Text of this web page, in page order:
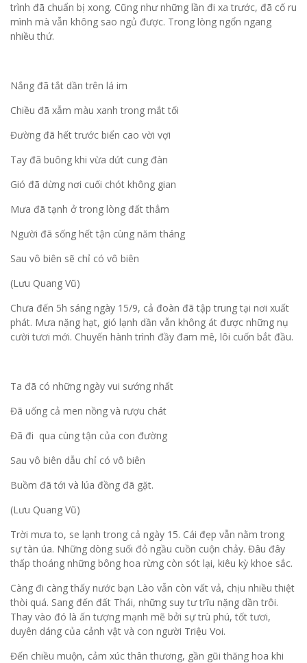
trình đã chuẩn bị xong. Cũng như những lần đi xa trước, đã cố ru
mình mà vẫn không sao ngủ được. Trong lòng ngổn ngang
nhiều thứ.
Nắng đã tắt dần trên lá im
Chiều đã xẫm màu xanh trong mắt tối
Đường đã hết trước biển cao vời vợi
Tay đã buông khi vừa dứt cung đàn
Gió đã dừng nơi cuối chót không gian
Mưa đã tạnh ở trong lòng đất thẳm
Người đã sống hết tận cùng năm tháng
Sau vô biên sẽ chỉ có vô biên
(Lưu Quang Vũ)
Chưa đến 5h sáng ngày 15/9, cả đoàn đã tập trung tại nơi xuất
phát. Mưa nặng hạt, gió lạnh dần vẫn không át được những nụ
cười tươi mới. Chuyến hành trình đầy đam mê, lôi cuốn bắt đầu.
Ta đã có những ngày vui sướng nhất
Đã uống cả men nồng và rượu chát
Đã đi qua cùng tận của con đường
Sau vô biên dẫu chỉ có vô biên
Buồm đã tới và lúa đồng đã gặt.
(Lưu Quang Vũ)
Trời mưa to, se lạnh trong cả ngày 15. Cái đẹp vẫn nằm trong
sự tàn úa. Những dòng suối đỏ ngầu cuồn cuộn chảy. Đâu đây
thấp thoáng những bông hoa rừng còn sót lại, kiêu kỳ khoe sắc.
Càng đi càng thấy nước bạn Lào vẫn còn vất vả, chịu nhiều thiệt
thòi quá. Sang đến đất Thái, những suy tư trĩu nặng dần trôi.
Thay vào đó là ấn tượng mạnh mẽ bởi sự trù phú, tốt tươi,
duyên dáng của cảnh vật và con người Triệu Voi.
Đến chiều muộn, cảm xúc thân thương, gần gũi thăng hoa khi